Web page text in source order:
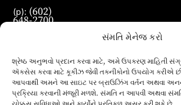
સંમતિ મેનેજ કરો
શ્રેષ્ઠ અનુભવો પ્રદાન કરવા માટે, અમે ઉપકરણ માહિતી
ઍક્સેસ કરવા માટે કૂકીઝ જેવી તકનીકોનો ઉપયોગ કરીએ
આપવાથી અમને આ સાઇટ પર બ્રાઉઝિંગ વર્તન અથવા
પ્રક્રિયા કરવાની મંજૂરી મળશે. સંમતિ ન આપવી અથવા
(p): (602)
648-2700
info@greencardfund.com